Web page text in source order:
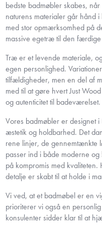
bedste badmøbler skabes,
naturens materialer går hånd
med stor opmærksomhed på
massive egetræ til den
Træ er et levende materiale,
egen personlighed.
tilfældigheder, men en del af
med til at gøre hvert Just
og autenticitet til badeværelset.
Vores badmøbler er designet
æstetik og holdbarhed. Det
rene linjer, de gennemtænkte
passer ind i både moderne
på kompromis med
detalje er skabt til at holde i
Vi ved, at et badmøbel er en
prioriterer vi også en
konsulenter sidder klar til at